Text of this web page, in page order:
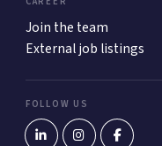
Join the team
External job listings
FOLLOW US